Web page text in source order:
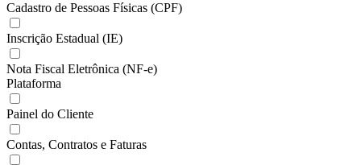
Cadastro de Pessoas Físicas (CPF)
Inscrição Estadual (IE)
Nota Fiscal Eletrônica (NF-e)
Plataforma
Painel do Cliente
Contas, Contratos e Faturas